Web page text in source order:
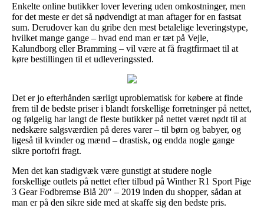
Enkelte online butikker lover levering uden omkostninger, men
for det meste er det så nødvendigt at man aftager for en fastsat
sum. Derudover kan du gribe den mest betalelige leveringstype,
hvilket mange gange – hvad end man er tæt på Vejle,
Kalundborg eller Bramming – vil være at få fragtfirmaet til at
køre bestillingen til et udleveringssted.
Det er jo efterhånden særligt uproblematisk for købere at finde
frem til de bedste priser i blandt forskellige forretninger på nettet,
og følgelig har langt de fleste butikker på nettet været nødt til at
nedskære salgsværdien på deres varer – til børn og babyer, og
ligeså til kvinder og mænd – drastisk, og endda nogle gange
sikre portofri fragt.
Men det kan stadigvæk være gunstigt at studere nogle
forskellige outlets på nettet efter tilbud på Winther R1 Sport Pige
3 Gear Fodbremse Blå 20″ – 2019 inden du shopper, sådan at
man er på den sikre side med at skaffe sig den bedste pris.